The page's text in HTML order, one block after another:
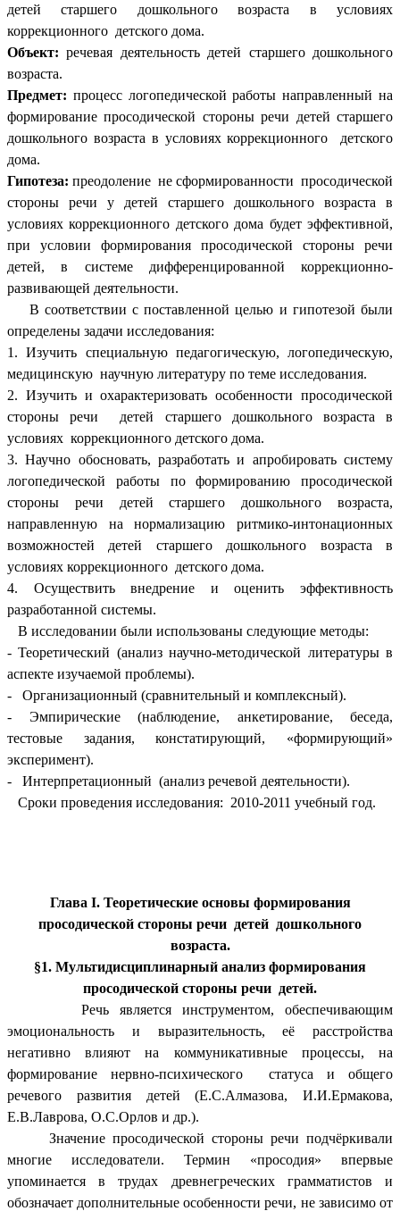
детей старшего дошкольного возраста в условиях
коррекционного детского дома.
Объект:речевая деятельность детей старшего дошкольного
возраста.
Предмет: процесс логопедической работы направленный на
формирование просодической стороны речи детей старшего
дошкольного возраста в условиях коррекционного детского
дома.
Гипотеза: преодоление не сформированности просодической
стороны речи у детей старшего дошкольного возраста в
условиях коррекционного детского дома будет эффективной,
при условии формирования просодической стороны речи
детей, в системе дифференцированной коррекционно-
развивающей деятельности.
В соответствии с поставленной целью и гипотезой были
определены задачи исследования:
1. Изучить специальную педагогическую, логопедическую,
медицинскую научную литературу по теме исследования.
2. Изучить и охарактеризовать особенности просодической
стороны речи детей старшего дошкольного возраста в
условиях коррекционного детского дома.
3. Научно обосновать, разработать и апробировать систему
логопедической работы по формированию просодической
стороны речи детей старшего дошкольного возраста,
направленную на нормализацию ритмико-интонационных
возможностей детей старшего дошкольного возраста в
условиях коррекционного детского дома.
4. Осуществить внедрение и оценить эффективность
разработанной системы.
В исследовании были использованы следующие методы:
- Теоретический (анализ научно-методической литературы в
аспекте изучаемой проблемы).
- Организационный (сравнительный и комплексный).
- Эмпирические (наблюдение, анкетирование, беседа,
тестовые задания, констатирующий, «формирующий»
эксперимент).
- Интерпретационный (анализ речевой деятельности).
Сроки проведения исследования: 2010-2011 учебный год.
Глава I. Теоретические основы формирования
просодической стороны речи детей дошкольного
возраста.
§1. Мультидисциплинарный анализ формирования
просодической стороны речи детей.
Речь является инструментом, обеспечивающим
эмоциональность и выразительность, её расстройства
негативно влияют на коммуникативные процессы, на
формирование нервно-психического статуса и общего
речевого развития детей (Е.С.Алмазова, И.И.Ермакова,
Е.В.Лаврова, О.С.Орлов и др.).
Значение просодической стороны речи подчёркивали
многие исследователи. Термин «просодия» впервые
упоминается в трудах древнегреческих грамматистов и
обозначает дополнительные особенности речи, не зависимо от